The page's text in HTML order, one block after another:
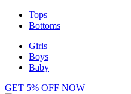
Tops
Bottoms
Girls
Boys
Baby
GET 5% OFF NOW